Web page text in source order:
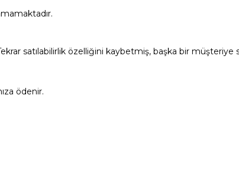
satılabilirlik özelliğini kaybetmiş, başka bir
ödenir.